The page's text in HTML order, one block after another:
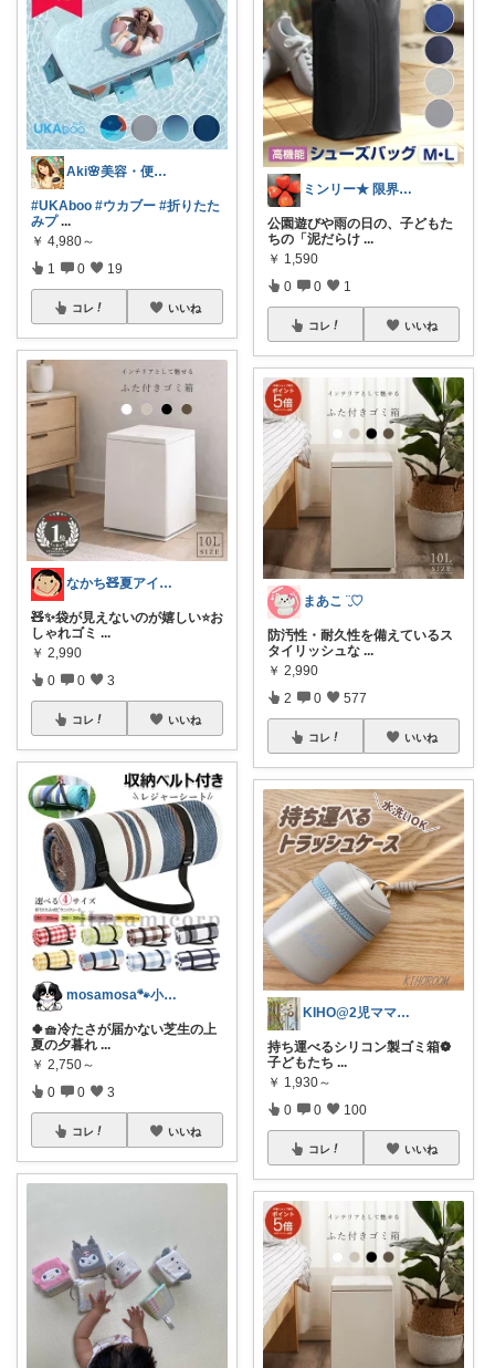
Aki🌸美容・便利グッズ
#UKAboo #ウカブー #折りたた
みプ ...
￥ 4,980～
1 0 19
コレ いいね
なかち🧸夏アイテム＆便利グッズ✨
🧸✨袋が見えないのが嬉しい⭐️お
しゃれゴミ ...
￥ 2,990
0 0 3
コレ いいね
mosamosa🐾小さめバッグの日々✨
🍀🧺冷たさが届かない芝生の上
夏の夕暮れ ...
￥ 2,750～
0 0 3
コレ いいね
ミンリー★ 限界突破中の現役美容師ママ
公園遊びや雨の日の、子どもた
ちの「泥だらけ ...
￥ 1,590
0 0 1
コレ いいね
まあこ ¨̮♡
防汚性・耐久性を備えているス
タイリッシュな ...
￥ 2,990
2 0 577
コレ いいね
KIHO@2児ママ（👧小5👦小3）
持ち運べるシリコン製ゴミ箱❁
子どもたち ...
￥ 1,930～
0 0 100
コレ いいね